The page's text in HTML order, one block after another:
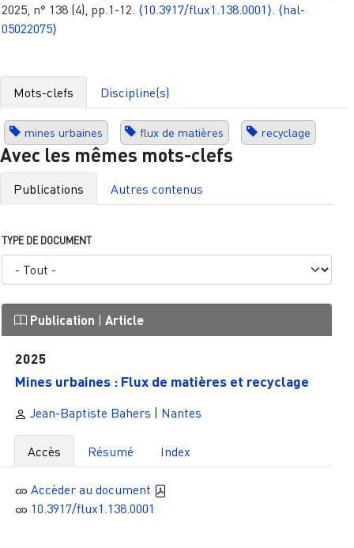
2025, n° 138 (4), pp.1-12. ⟨10.3917/flux1.138.0001⟩ ⟨hal-
05022075⟩
Mots-clefs Discipline(s)
mines urbaines flux de matières recyclage
Avec les mêmes mots-clefs
Publications Autres contenus
TYPE DE DOCUMENT
Publication | Article
2025
Mines urbaines : Flux de matières et recyclage
Jean-Baptiste Bahers Nantes
Accès Résumé Index
Accèder au document
10.3917/flux1.138.0001